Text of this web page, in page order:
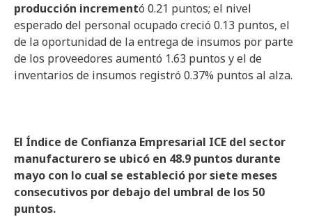
producción incrementó 0.21 puntos; el nivel
esperado del personal ocupado creció 0.13 puntos, el
de la oportunidad de la entrega de insumos por parte
de los proveedores aumentó 1.63 puntos y el de
inventarios de insumos registró 0.37% puntos al alza.
El Índice de Confianza Empresarial ICE del sector
manufacturero se ubicó en 48.9 puntos durante
mayo con lo cual se estableció por siete meses
consecutivos por debajo del umbral de los 50
puntos.